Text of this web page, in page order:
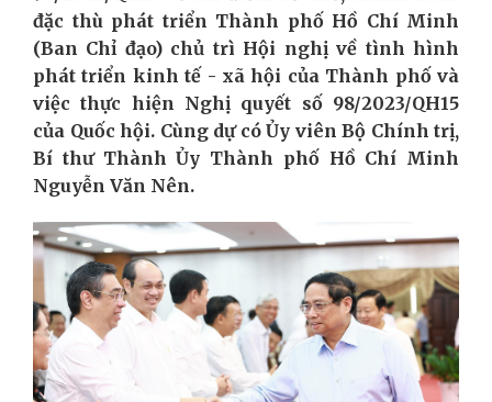
đặc thù phát triển Thành phố Hồ Chí Minh
(Ban Chỉ đạo) chủ trì Hội nghị về tình hình
phát triển kinh tế - xã hội của Thành phố và
việc thực hiện Nghị quyết số 98/2023/QH15
của Quốc hội. Cùng dự có Ủy viên Bộ Chính trị,
Bí thư Thành Ủy Thành phố Hồ Chí Minh
Nguyễn Văn Nên.